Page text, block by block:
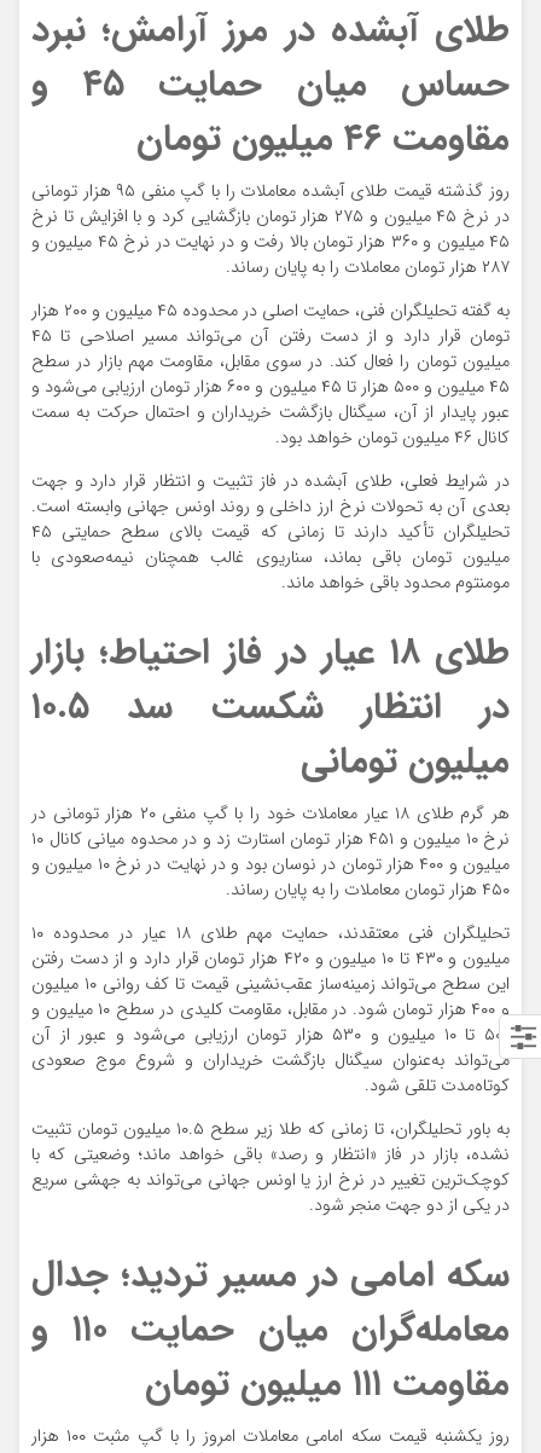
طلای آبشده در مرز آرامش؛ نبرد
حساس میان حمایت ۴۵ و
مقاومت ۴۶ میلیون تومان
روز گذشته قیمت طلای آبشده معاملات را با گپ منفی ۹۵ هزار تومانی
در نرخ ۴۵ میلیون و ۲۷۵ هزار تومان بازگشایی کرد و با افزایش تا نرخ
۴۵ میلیون و ۳۶۰ هزار تومان بالا رفت و در نهایت در نرخ ۴۵ میلیون و
۲۸۷ هزار تومان معاملات را به پایان رساند.
به گفته تحلیلگران فنی، حمایت اصلی در محدوده‌ ۴۵ میلیون و ۲۰۰ هزار
تومان قرار دارد و از دست رفتن آن می‌تواند مسیر اصلاحی تا ۴۵
میلیون تومان را فعال کند. در سوی مقابل، مقاومت مهم بازار در سطح
۴۵ میلیون و ۵۰۰ هزار تا ۴۵ میلیون و ۶۰۰ هزار تومان ارزیابی می‌شود و
عبور پایدار از آن، سیگنال بازگشت خریداران و احتمال حرکت به سمت
کانال ۴۶ میلیون تومان خواهد بود.
در شرایط فعلی، طلای آبشده در فاز تثبیت و انتظار قرار دارد و جهت
بعدی آن به تحولات نرخ ارز داخلی و روند اونس جهانی وابسته است.
تحلیلگران تأکید دارند تا زمانی که قیمت بالای سطح حمایتی ۴۵
میلیون تومان باقی بماند، سناریوی غالب همچنان نیمه‌صعودی با
مومنتوم محدود باقی خواهد ماند.
طلای ۱۸ عیار در فاز احتیاط؛ بازار
در انتظار شکست سد ۱۰.۵
میلیون تومانی
هر گرم طلای ۱۸ عیار معاملات خود را با گپ منفی ۲۰ هزار تومانی در
نرخ ۱۰ میلیون و ۴۵۱ هزار تومان استارت زد و در محدوه میانی کانال ۱۰
میلیون و ۴۰۰ هزار تومان در نوسان بود و در نهایت در نرخ ۱۰ میلیون و
۴۵۰ هزار تومان معاملات را به پایان رساند.
تحلیلگران فنی معتقدند، حمایت مهم طلای ۱۸ عیار در محدوده‌ ۱۰
میلیون و ۴۳۰ تا ۱۰ میلیون و ۴۲۰ هزار تومان قرار دارد و از دست رفتن
این سطح می‌تواند زمینه‌ساز عقب‌نشینی قیمت تا کف روانی ۱۰ میلیون
و ۴۰۰ هزار تومان شود. در مقابل، مقاومت کلیدی در سطح ۱۰ میلیون و
۵۰۰ تا ۱۰ میلیون و ۵۳۰ هزار تومان ارزیابی می‌شود و عبور از آن
می‌تواند به‌عنوان سیگنال بازگشت خریداران و شروع موج صعودی
کوتاه‌مدت تلقی شود.
به باور تحلیلگران، تا زمانی که طلا زیر سطح ۱۰.۵ میلیون تومان تثبیت
نشده، بازار در فاز «انتظار و رصد» باقی خواهد ماند؛ وضعیتی که با
کوچک‌ترین تغییر در نرخ ارز یا اونس جهانی می‌تواند به جهشی سریع
در یکی از دو جهت منجر شود.
سکه امامی در مسیر تردید؛ جدال
معامله‌گران میان حمایت ۱۱۰ و
مقاومت ۱۱۱ میلیون تومان
روز یکشنبه قیمت سکه امامی معاملات امروز را با گپ مثبت ۱۰۰ هزار